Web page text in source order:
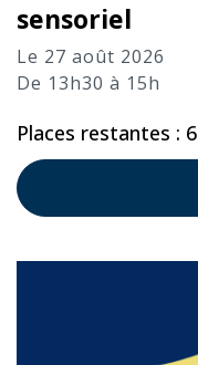
sensoriel
Le 27 août 2026
De 13h30 à 15h
Places restantes : 6